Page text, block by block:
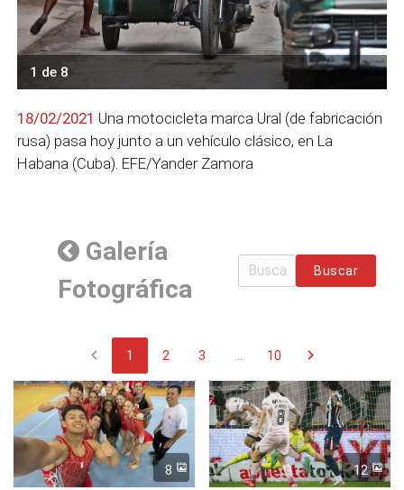
1 de 8
18/02/2021 Una motocicleta marca Ural (de fabricación
rusa) pasa hoy junto a un vehículo clásico, en La
Habana (Cuba). EFE/Yander Zamora
Galería
Fotográfica
Buscar
chevron_left 1 2 3 10 chevron_right
8 12